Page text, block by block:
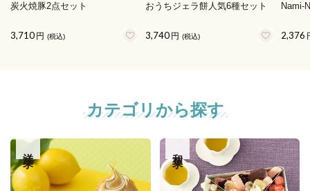
カテゴリから探す
炭火焼豚2点セット
3,710 円 (税込)
おうちジェラ餅人気6種セット
3,740 円 (税込)
Nami-
2,376